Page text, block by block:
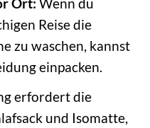
Reise die
zu waschen, kannst
einpacken.
erfordert die
und Isomatte,